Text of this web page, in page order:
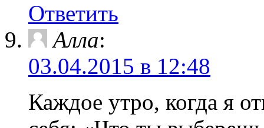
Ответить
Алла:
03.04.2015 в 12:48
Каждое утро, когда я